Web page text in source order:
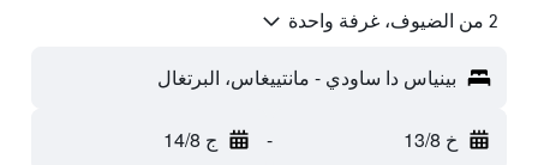
2 من الضيوف، غرفة واحدة
بينياس دا ساودي - مانتييغاس، البرتغال
خ 13/8 - ج 14/8